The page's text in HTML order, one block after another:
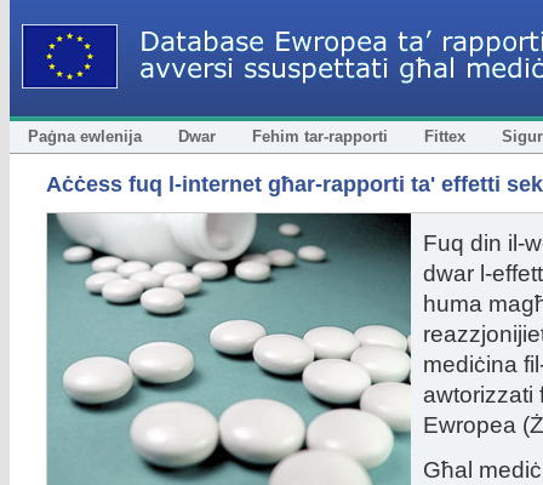
Paġna ewlenija Dwar Fehim tar-rapporti Fittex
Aċċess fuq l-internet għar-rapporti ta' effetti
Fuq din il-
dwar l-
huma
mediċina
awtorizzati
Ewropea
Għal